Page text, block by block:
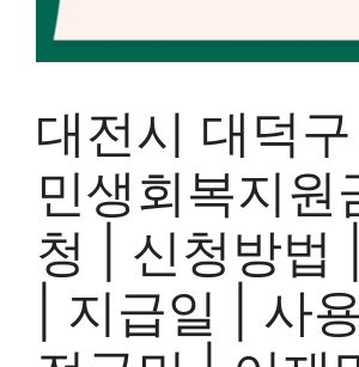
대전시 대덕
민생회복지원
청 | 신청방법
| 지급일 | 사